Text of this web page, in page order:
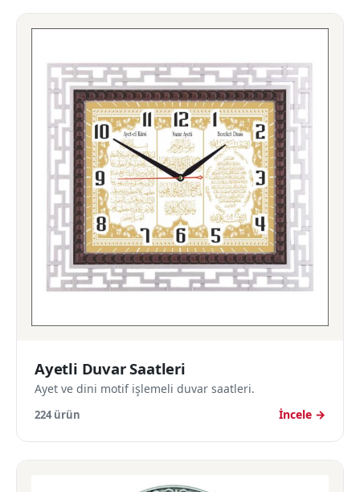
Ayetli Duvar Saatleri
Ayet ve dini motif işlemeli duvar saatleri.
224 ürün İncele →